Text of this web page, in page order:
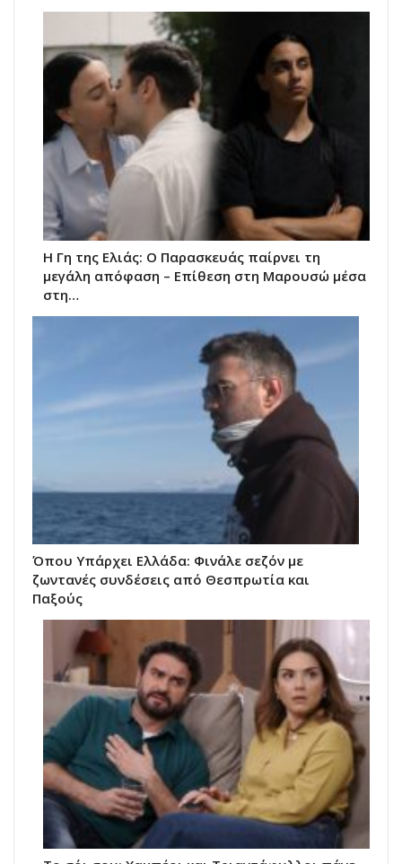
Η Γη της Ελιάς: Ο Παρασκευάς παίρνει τη
μεγάλη απόφαση – Επίθεση στη Μαρουσώ μέσα
στη…
Όπου Υπάρχει Ελλάδα: Φινάλε σεζόν με
ζωντανές συνδέσεις από Θεσπρωτία και
Παξούς